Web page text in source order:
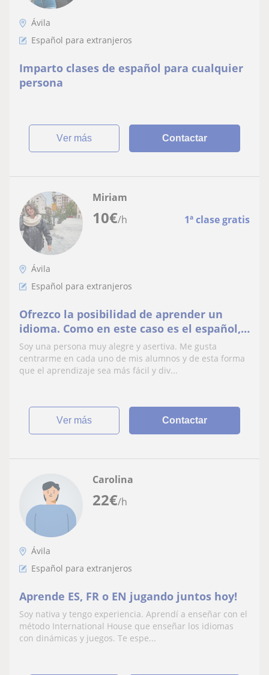
Ávila
Español para extranjeros
Imparto clases de español para cualquier
persona
ver más Contactar
10€/h 1ª clase gratis
Miriam
Ávila
Español para extranjeros
Ofrezco la posibilidad de aprender un
idioma. Como en este caso es el español,
de forma fácil y económica. Sin
desplazamientos ;)
Soy una persona muy alegre y asertiva. Me gusta
centrarme en cada uno de mis alumnos y de esta forma
que el aprendizaje sea más fácil y div...
ver más Contactar
22€/h
Carolina
Ávila
Español para extranjeros
Aprende ES, FR o EN jugando juntos hoy!
Soy nativa y tengo experiencia. Aprendí a enseñar con el
método International House que enseñar los idiomas
con dinámicas y juegos. Te espe...